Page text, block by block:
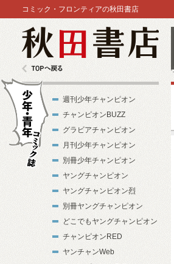
秋田書店
TOPへ戻る
コミック・フロンティアの秋田書店
週刊少年チャンピオン
チャンピオンBUZZ
グラビアチャンピオン
月刊少年チャンピオン
別冊少年チャンピオン
ヤングチャンピオン
ヤングチャンピオン烈
別冊ヤングチャンピオン
どこでもヤングチャンピオン
チャンピオンRED
ヤンチャンWeb